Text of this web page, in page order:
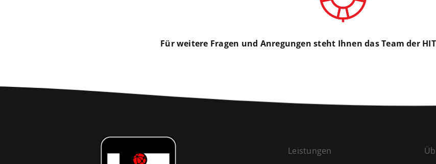
Für weitere Fragen und Anregungen steht Ihnen das Team der
Leistungen